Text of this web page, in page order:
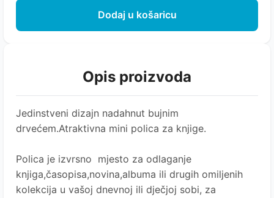
Dodaj u košaricu
Opis proizvoda
Jedinstveni dizajn nadahnut bujnim
drvećem.Atraktivna mini polica za knjige.
Polica je izvrsno mjesto za odlaganje
knjiga,časopisa,novina,albuma ili drugih omiljenih
kolekcija u vašoj dnevnoj ili dječjoj sobi, za